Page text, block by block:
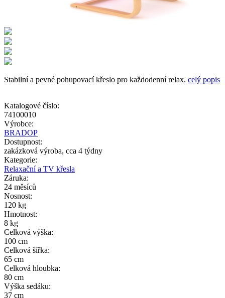
Stabilní a pevné pohupovací křeslo pro každodenní relax. celý popis
Katalogové číslo:
74100010
Výrobce:
BRADOP
Dostupnost:
zakázková výroba, cca 4 týdny
Kategorie:
Relaxační a TV křesla
Záruka:
24 měsíců
Nosnost:
120 kg
Hmotnost:
8 kg
Celková výška:
100 cm
Celková šířka:
65 cm
Celková hloubka:
80 cm
Výška sedáku:
37 cm